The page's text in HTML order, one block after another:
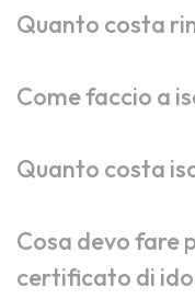
Quanto costa
Come faccio a
Quanto costa
Cosa devo fare
certificato di